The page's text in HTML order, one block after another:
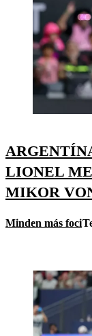
LIONEL
MIKOR
Minden más foci